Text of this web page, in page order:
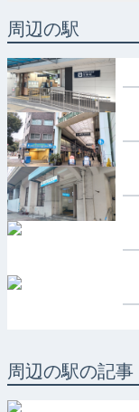
周辺の駅
周辺の駅の記事